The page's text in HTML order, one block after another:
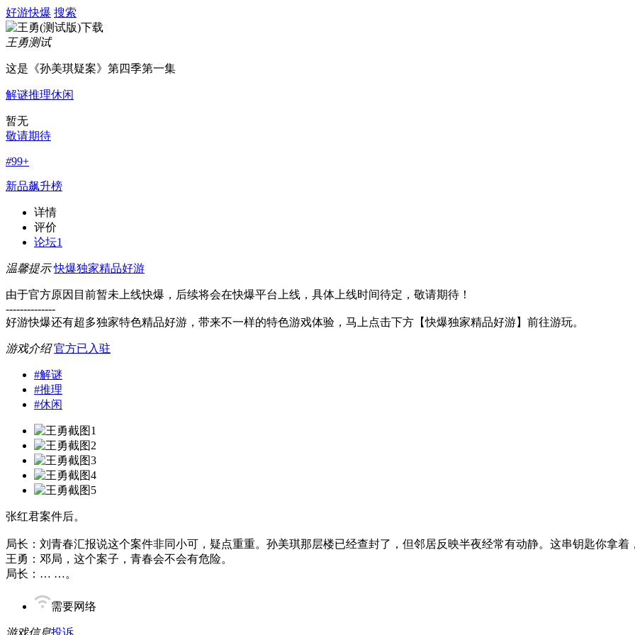
好游快爆 搜索
王勇测试
这是《孙美琪疑案》第四季第一集
解谜推理休闲
暂无
敬请期待
#99+
新品飙升榜
详情
评价
论坛1
温馨提示 快爆独家精品好游
由于官方原因目前暂未上线快爆，后续将会在快爆平台上线，具体上线时间待定，敬请期待！
--------------
好游快爆还有超多独家特色精品好游，带来不一样的特色游戏体验，马上点击下方【快爆独家精品好游】前往游玩。
游戏介绍 官方已入驻
#解谜
#推理
#休闲
张红君案件后。
局长：刘青春汇报说这个案件非同小可，疑点重重。孙美琪那层楼已经查封了，但邻居反映半夜经常有动静。这串钥匙你拿着
王勇：邓局，这个案子，青春会不会有危险。
局长：… …。
需要网络
游戏信息投诉